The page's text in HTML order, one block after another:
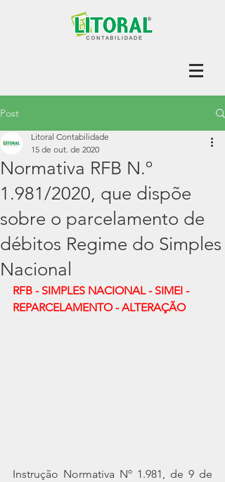
Post
Normativa RFB N.º
1.981/2020, que dispõe
sobre o parcelamento de
débitos Regime do Simples
Nacional
Litoral Contabilidade
15 de out. de 2020
RFB - SIMPLES NACIONAL - SIMEI -
REPARCELAMENTO - ALTERAÇÃO
Instrução Normativa Nº 1.981, de 9 de